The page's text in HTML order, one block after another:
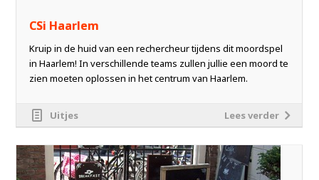
CSi Haarlem
Kruip in de huid van een rechercheur tijdens dit moordspel
in Haarlem! In verschillende teams zullen jullie een moord te
zien moeten oplossen in het centrum van Haarlem.
Lees verder
Uitjes